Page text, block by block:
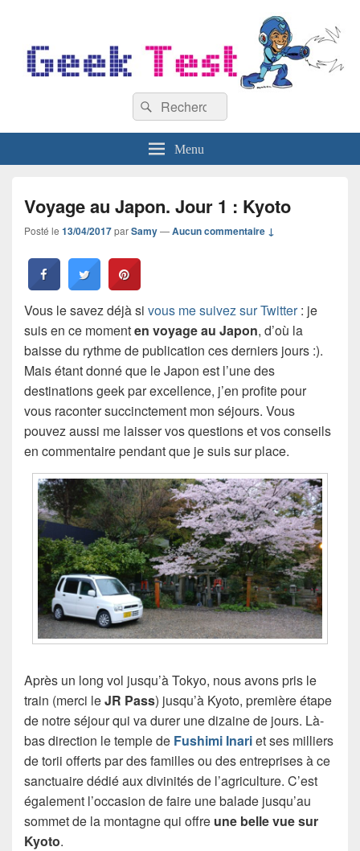
Recherche :
Rechercher
Menu
Voyage au Japon. Jour 1 : Kyoto
Posté le 13/04/2017parSamy—Aucun commentaire ↓
Vous le savez déjà si vous me suivez sur Twitter: je
suis en ce momenten voyage au Japon, d’où la
baisse du rythme de publication ces derniers jours :).
Mais étant donné que le Japon est l’une des
destinations geek par excellence, j’en profite pour
vous raconter succinctement mon séjours. Vous
pouvez aussi me laisser vos questions et vos conseils
en commentaire pendant que je suis sur place.
Après un long vol jusqu’à Tokyo, nous avons pris le
train (merci leJR Pass) jusqu’à Kyoto, première étape
de notre séjour qui va durer une dizaine de jours. Là-
bas direction le temple de Fushimi Inariet ses milliers
de torii offerts par des familles ou des entreprises à ce
sanctuaire dédié aux divinités de l’agriculture. C’est
également l’occasion de faire une balade jusqu’au
sommet de la montagne qui offre une belle vue sur
Kyoto.